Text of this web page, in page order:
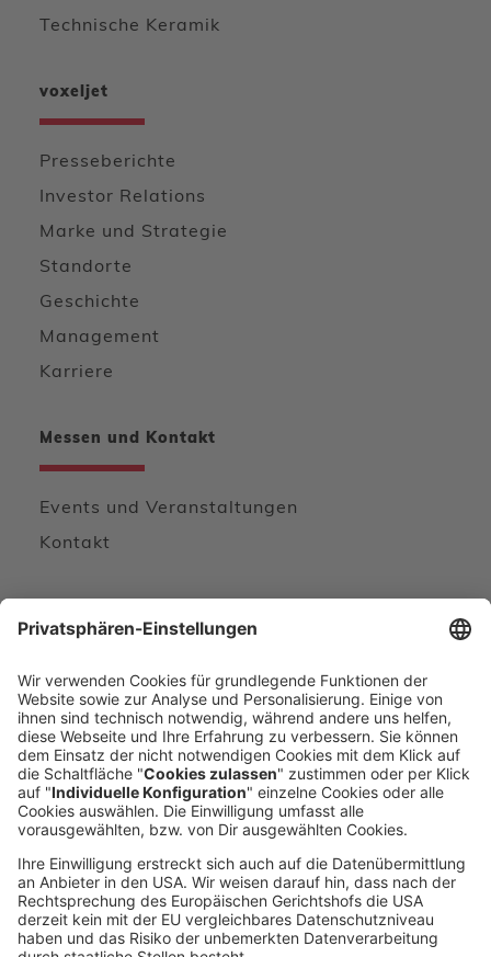
Technische Keramik
voxeljet
Presseberichte
Investor Relations
Marke und Strategie
Standorte
Geschichte
Management
Karriere
Messen und Kontakt
Events und Veranstaltungen
Kontakt
KONTAKTFORMULAR
DIREKT ANRUFEN
voxeljet 3D Newsletter
Aktuelles aus der additiven Fertigung